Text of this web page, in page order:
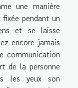
une manière
fixée pendant un
et se laisse
encore jamais
communication
de la personne
les yeux son